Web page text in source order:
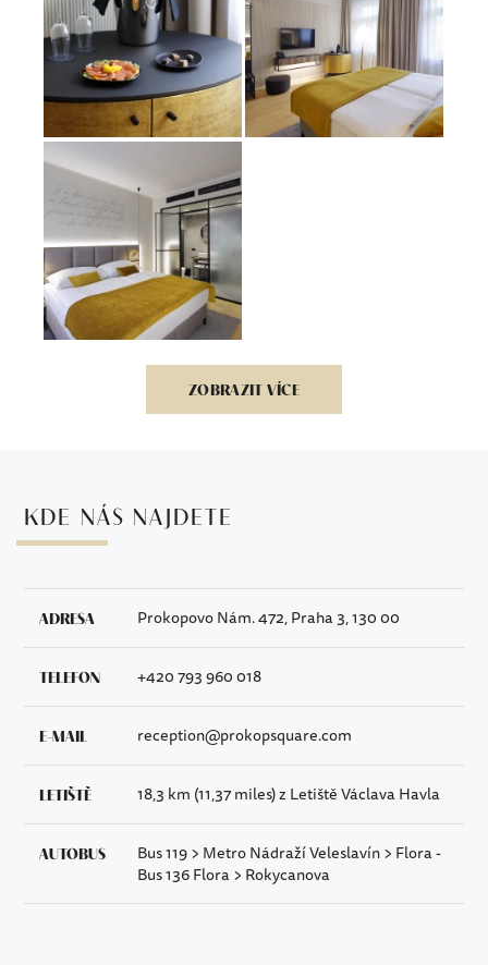
ZOBRAZIT VÍCE
KDE NÁS NAJDETE
ADRESA Prokopovo Nám. 472, Praha 3, 130 00
TELEFON +420 793 960 018
E-MAIL reception@prokopsquare.com
LETIŠTĚ 18,3 km (11,37 miles) z Letiště Václava Havla
AUTOBUS
Bus 119 > Metro Nádraží Veleslavín > Flora -
Bus 136 Flora > Rokycanova